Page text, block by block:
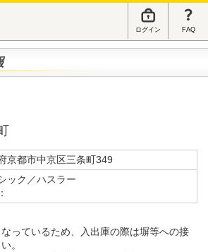
ログイン FAQ
京都市中京区三条町349
ック／ハスラー
っているため、入出庫の際は塀等への接
。